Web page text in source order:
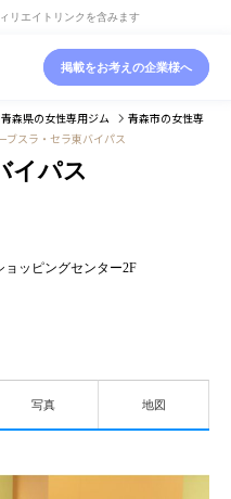
リエイトリンクを含みます
掲載をお考えの企業様へ
青森県の女性専用ジム 青森市の女性専
ブスラ・セラ東バイパス
イパス
ョッピングセンター2F
写真 地図